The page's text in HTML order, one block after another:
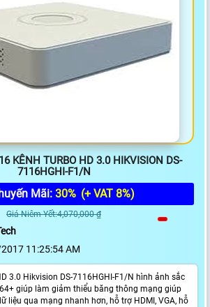
KÊNH TURBO HD 3.0 HIKVISION DS-
7116HGHI-F1/N
Mãi: 30% (+ VAT 8%)
Giá Niêm Yết:4,070,000 ₫
11:25:54 AM
3.0 Hikvision DS-7116HGHI-F1/N hình ảnh sắc
giúp làm giảm thiểu băng thông mạng giúp
liệu qua mạng nhanh hơn, hỗ trợ HDMI, VGA, hỗ